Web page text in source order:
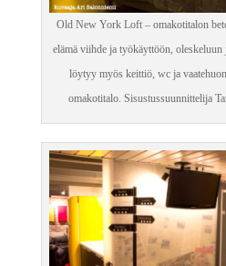
Old New York Loft – omakotitalon
elämä viihde ja työkäyttöön,
löytyy myös keittiö, wc ja
omakotitalo. Sisustussuunnittelija